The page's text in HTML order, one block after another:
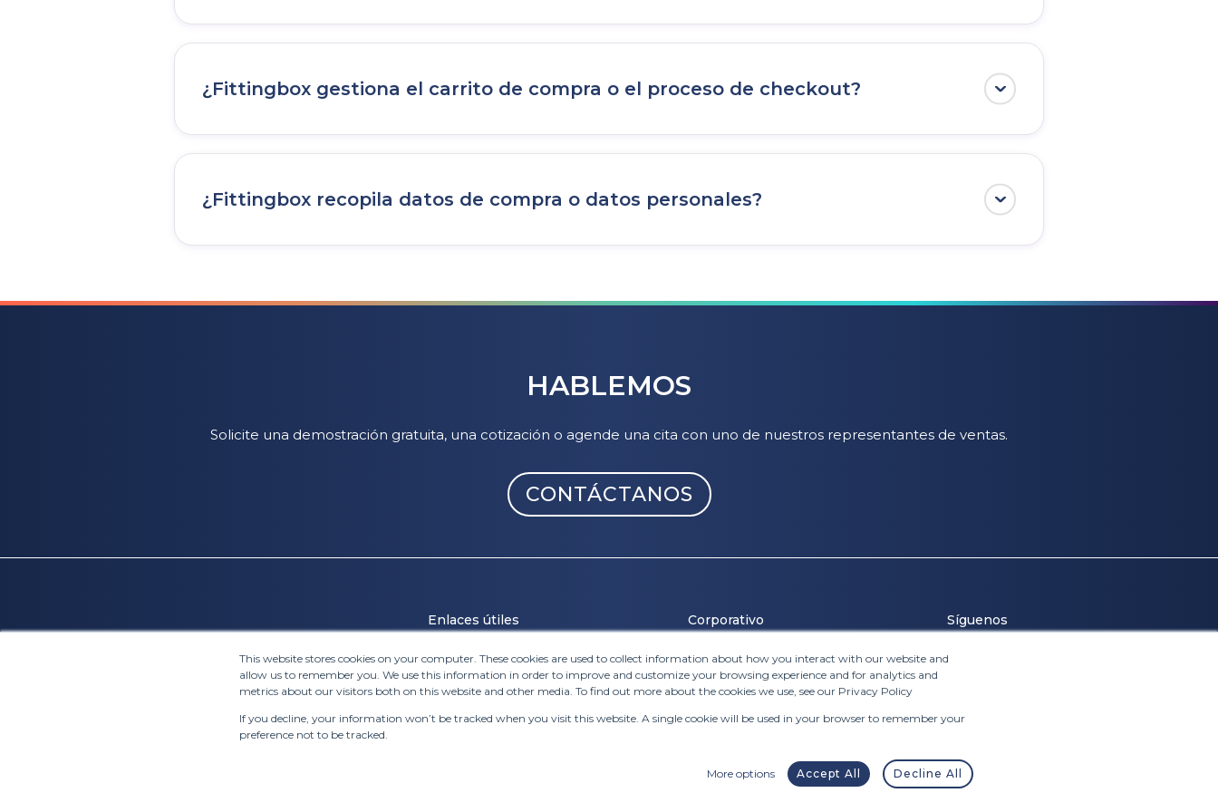
This website stores cookies on your computer. These cookies are used to collect information about how you interact with our website and
allow us to remember you. We use this information in order to improve and customize your browsing experience and for analytics and
metrics about our visitors both on this website and other media. To find out more about the cookies we use, see our Privacy Policy
If you decline, your information won’t be tracked when you visit this website. A single cookie will be used in your browser to remember your
preference not to be tracked.
More options Accept All Decline All
¿Fittingbox gestiona el carrito de compra o el proceso de checkout?
Todos los procesos relacionados con el carrito y el checkout son gestionados íntegramente por tu sitio
¿Fittingbox recopila datos de compra o datos personales?
HABLEMOS
Solicite una demostración gratuita, una cotización o agende una cita con uno de nuestros representantes de ventas.
CONTÁCTANOS
Enlaces útiles
Soporte al cliente
FAQ
Condiciones generales
Corporativo
Sobre nosotros
Nuestra tecnología
Únete a nosotros
Síguenos
Privacidad y aspectos legales